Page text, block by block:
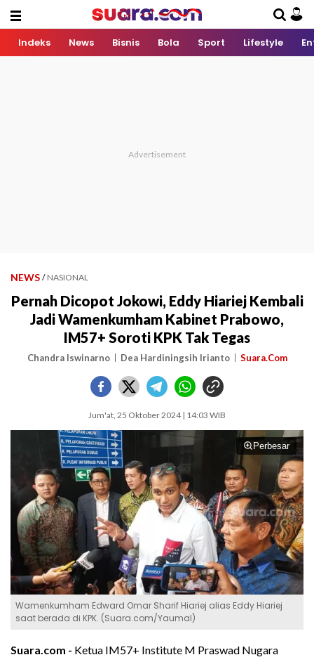
Indeks News Bisnis Bola Sport Lifestyle
NEWS / NASIONAL
Pernah Dicopot Jokowi, Eddy Hiariej Kembali
Jadi Wamenkumham Kabinet Prabowo,
IM57+ Soroti KPK Tak Tegas
Chandra Iswinarno Dea Hardiningsih Irianto Suara.Com
Jum'at, 25 Oktober 2024 | 14:03 WIB
Perbesar
Wamenkumham Edward Omar Sharif Hiariej alias Eddy Hiariej
saat berada di KPK. (Suara.com/Yaumal)
Suara.com - Ketua IM57+ Institute M Praswad Nugara